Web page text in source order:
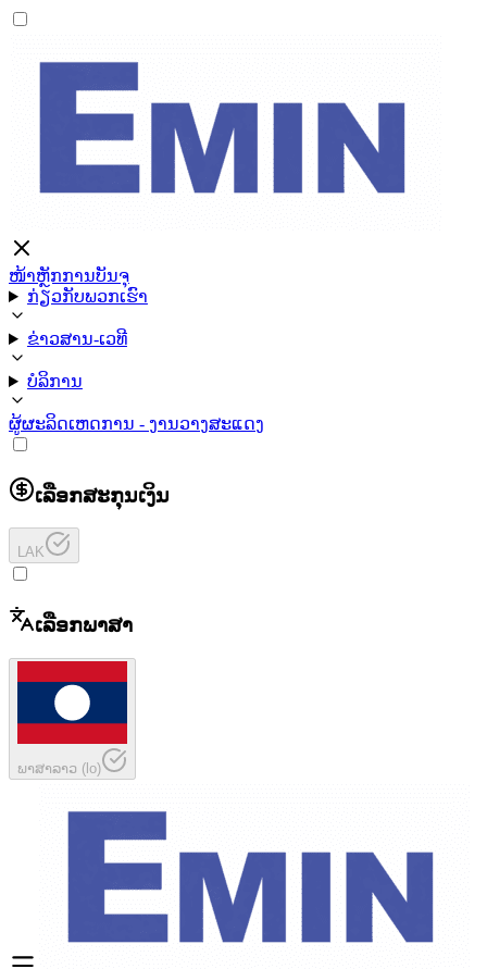
ໜ້າຫຼັກການບັນຈຸ
ກ່ຽວກັບພວກເຮົາ
ຂ່າວສານ-ເວທີ
ບໍລິການ
ຜູ້ຜະລິດເຫດການ - ງານວາງສະແດງ
ເລືອກສະກຸນເງິນ
LAK
ເລືອກພາສາ
ພາສາລາວ (lo)